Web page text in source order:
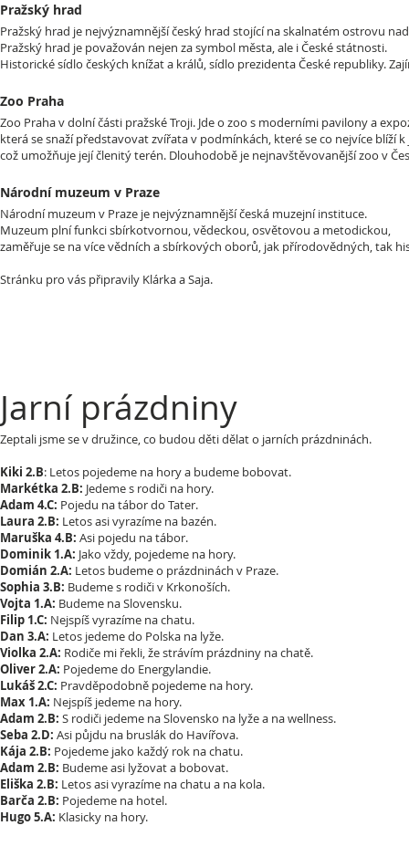
Pražský hrad
Pražský hrad je nejvýznamnější český hrad stojící na skalnatém ostrovu
Pražský hrad je považován nejen za symbol města, ale i České státnosti.
Historické sídlo českých knížat a králů, sídlo prezidenta České republiky.
Zoo Praha
Zoo Praha v dolní části pražské Troji. Jde o zoo s moderními pavilony a
která se snaží představovat zvířata v podmínkách, které se co nejvíce blíží
což umožňuje její členitý terén. Dlouhodobě je nejnavštěvovanější zoo v
Národní muzeum v Praze
Národní muzeum v Praze je nejvýznamnější česká muzejní instituce.
Muzeum plní funkci sbírkotvornou, vědeckou, osvětovou a metodickou,
zaměřuje se na více vědních a sbírkových oborů, jak přírodovědných, tak
Stránku pro vás připravily Klárka a Saja.
Jarní prázdniny
Zeptali jsme se v družince, co budou děti dělat o jarních prázdninách.
Kiki 2.B: Letos pojedeme na hory a budeme bobovat.
Markétka 2.B: Jedeme s rodiči na hory.
Adam 4.C: Pojedu na tábor do Tater.
Laura 2.B: Letos asi vyrazíme na bazén.
Maruška 4.B: Asi pojedu na tábor.
Dominik 1.A: Jako vždy, pojedeme na hory.
Domián 2.A: Letos budeme o prázdninách v Praze.
Sophia 3.B: Budeme s rodiči v Krkonoších.
Vojta 1.A: Budeme na Slovensku.
Filip 1.C: Nejspíš vyrazíme na chatu.
Dan 3.A: Letos jedeme do Polska na lyže.
Violka 2.A: Rodiče mi řekli, že strávím prázdniny na chatě.
Oliver 2.A: Pojedeme do Energylandie.
Lukáš 2.C: Pravděpodobně pojedeme na hory.
Max 1.A: Nejspíš jedeme na hory.
Adam 2.B: S rodiči jedeme na Slovensko na lyže a na wellness.
Seba 2.D: Asi půjdu na bruslák do Havířova.
Kája 2.B: Pojedeme jako každý rok na chatu.
Adam 2.B: Budeme asi lyžovat a bobovat.
Eliška 2.B: Letos asi vyrazíme na chatu a na kola.
Barča 2.B: Pojedeme na hotel.
Hugo 5.A: Klasicky na hory.